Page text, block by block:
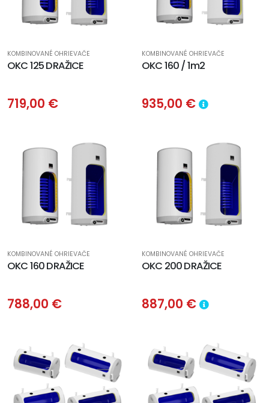
KOMBINOVANÉ OHRIEVAČE
OKC 125 DRAŽICE
719,00 €
KOMBINOVANÉ OHRIEVAČE
OKC 160 / 1m2
935,00 €
KOMBINOVANÉ OHRIEVAČE
OKC 160 DRAŽICE
788,00 €
KOMBINOVANÉ OHRIEVAČE
OKC 200 DRAŽICE
887,00 €